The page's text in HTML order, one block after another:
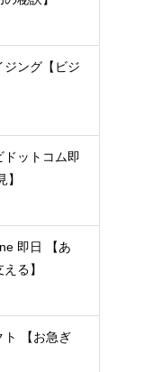
ジング【ビジ
ドットコム即
即日 【あ
る】
ト 【お急ぎ